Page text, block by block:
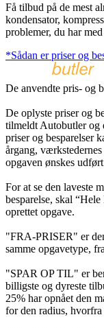
Få tilbud på de mest
kondensator,
problemer, du har
*Sådan er priser og
De anvendte pris- og
De oplyste priser og
tilmeldt Autobutler og
priser og besparelser
årgang,
opgaven ønskes
For at se den laveste
besparelse, skal
oprettet opgave.
"FRA-PRISER" er
samme opgavetype,
"SPAR OP TIL" er
billigste og dyreste
25% har opnået den
for den radius,